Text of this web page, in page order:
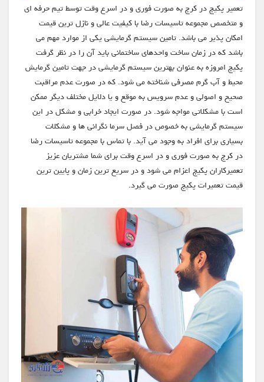
تعمیر پکیج در کرج به صورت فوری و در اسرع وقت توسط تیم حرفه ای
و متخصص مجموعه تاسیسات رضا با کیفیت عالی و نازل ترین قیمت
امکان پذیر می باشد. تامین سیستم گرمایشی یکی از موارد مهم می
باشد که در زمان ساخت واحدهای ساختمانی باید آن را در نظر گرفت
پکیج امروزه به عنوان بهترین سیستم گرمایشی در جهت تامین گرمایش
محیط و آب گرم مصرفی شناخته می شود. که در صورت عدم مراقبت
صحیح و اصولی و عدم سرویس به موقع و یا دلایل مختلف دیگر ممکن
است با مشکلاتی مواجه شود. در صورت ایجاد خرابی و مشکل در این
سیستم گرمایشی به خصوص در فصل سرما نگرانی ها و مشکلات
بسیاری برای افراد به وجود می آید. با تماس با مجموعه تاسیسات رضا
در کرج به صورت فوری و در اسرع وقت برای شما مشتریان عزیز
تعمیرکاران پکیج اعزام می شود و در سریع ترین زمان و پایین ترین
قیمت تعمیرات پکیج صورت می گیرد.